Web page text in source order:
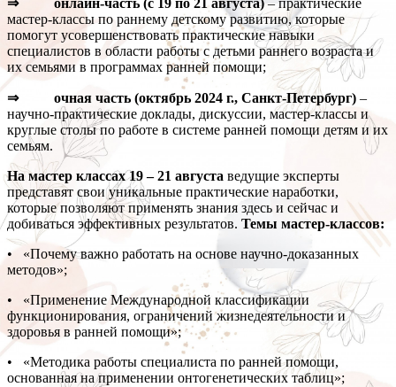
⇒ онлайн-часть (с 19 по 21 августа)– практические
мастер-классы по раннему детскому развитию, которые
помогут усовершенствовать практические навыки
специалистов в области работы с детьми раннего возраста и
их семьями в программах ранней помощи;
⇒ очная часть (октябрь 2024 г., Санкт-Петербург) –
научно-практические доклады, дискуссии, мастер-классы и
круглые столы по работе в системе ранней помощи детям и их
семьям.
На мастер классах 19 – 21 августа ведущие эксперты
представят свои уникальные практические наработки,
которые позволяют применять знания здесь и сейчас и
добиваться эффективных результатов. Темы мастер-классов:
• «Почему важно работать на основе научно-доказанных
методов»;
• «Применение Международной классификации
функционирования, ограничений жизнедеятельности и
здоровья в ранней помощи»;
• «Методика работы специалиста по ранней помощи,
основанная на применении онтогенетических таблиц»;